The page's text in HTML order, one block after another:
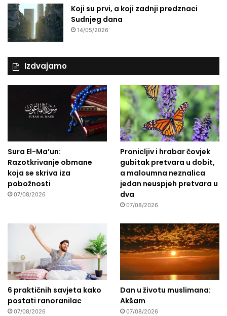
Koji su prvi, a koji zadnji predznaci
Sudnjeg dana
14/05/2026
Izdvajamo
Sura El-Ma’un:
Razotkrivanje obmane
koja se skriva iza
pobožnosti
07/08/2026
Pronicljiv i hrabar čovjek
gubitak pretvara u dobit,
a maloumna neznalica
jedan neuspjeh pretvara u
dva
07/08/2026
6 praktičnih savjeta kako
postati ranoranilac
07/08/2026
Dan u životu muslimana:
Akšam
07/08/2026